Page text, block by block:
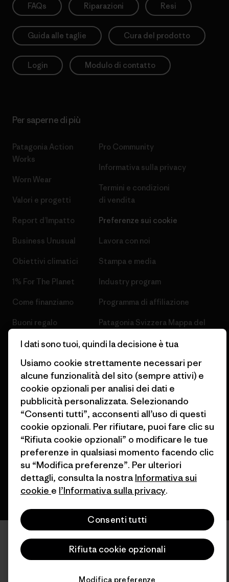
FAQs Riparazioni Resi
Guida alle taglie Cura del prodotto
Login Modulo di contatto
Per saperne di più
Patagonia Action
Works
Worn Wear
Valori e progetti
Report d’Impatto
Business Unusual
Obiettivi climatici
1% For The Planet
Come finanziamo
Buoni regalo
Trova un negozio
Pro Community
Informativa sulla privacy
Termini e condizioni
di vendita
Preferenze sui cookie
Lavora con noi
Stampa e media
Industry program
Programma di affiliazione
Patagonia Svizzera Mappa del
© 2026 Patagonia, Inc. All Rights Reserved.
italiano
I dati sono tuoi, quindi la decisione è tua
Usiamo cookie strettamente necessari per
alcune funzionalità del sito (sempre attivi) e
cookie opzionali per analisi dei dati e
pubblicità personalizzata. Selezionando
“Consenti tutti”, acconsenti all’uso di questi
cookie opzionali. Per rifiutare, puoi fare clic su
“Rifiuta cookie opzionali” o modificare le tue
preferenze in qualsiasi momento facendo clic
su “Modifica preferenze”. Per ulteriori
dettagli, consulta la nostra Informativa sui
cookie e l’Informativa sulla privacy.
Consenti tutti
Rifiuta cookie opzionali
Modifica preferenze